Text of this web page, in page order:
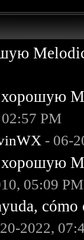
PM
- 06-
05:09 PM
2022,